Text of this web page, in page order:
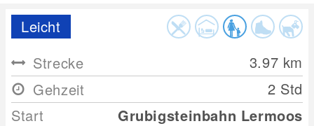
Leicht
Strecke
3.97 km
Gehzeit
2 Std
Start
Grubigsteinbahn Lermoos